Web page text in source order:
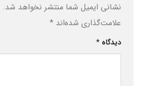
نشانی ایمیل شما منتشر نخواهد شد.
علامت‌گذاری شده‌اند *
دیدگاه *